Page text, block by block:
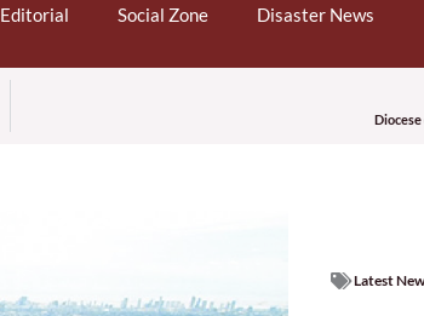
Editorial Social Zone Disaster News
Latest